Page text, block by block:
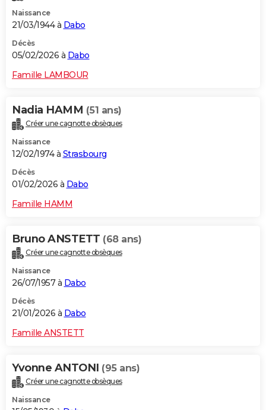
Naissance
21/03/1944 à Dabo
Décès
05/02/2026 à Dabo
Famille LAMBOUR
Nadia HAMM (51 ans)
Créer une cagnotte obsèques
Naissance
12/02/1974 à Strasbourg
Décès
01/02/2026 à Dabo
Famille HAMM
Bruno ANSTETT (68 ans)
Créer une cagnotte obsèques
Naissance
26/07/1957 à Dabo
Décès
21/01/2026 à Dabo
Famille ANSTETT
Yvonne ANTONI (95 ans)
Créer une cagnotte obsèques
Naissance